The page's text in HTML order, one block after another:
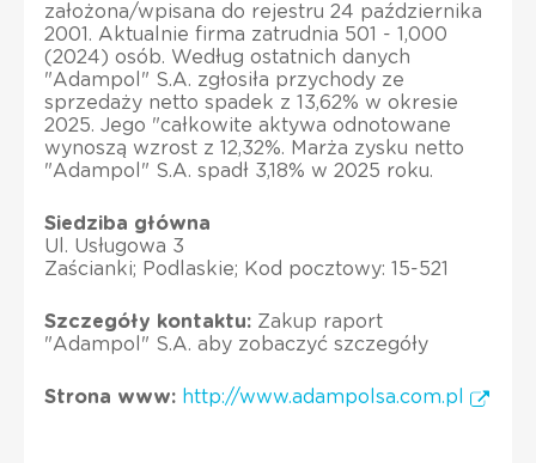
założona/wpisana do rejestru 24 października
2001. Aktualnie firma zatrudnia 501 - 1,000
(2024) osób. Według ostatnich danych
"Adampol" S.A. zgłosiła przychody ze
sprzedaży netto spadek z 13,62% w okresie
2025. Jego "całkowite aktywa odnotowane
wynoszą wzrost z 12,32%. Marża zysku netto
"Adampol" S.A. spadł 3,18% w 2025 roku.
Siedziba główna
Ul. Usługowa 3
Zaścianki; Podlaskie; Kod pocztowy: 15-521
Szczegóły kontaktu: Zakup raport
"Adampol" S.A. aby zobaczyć szczegóły
Strona www: http://www.adampolsa.com.pl